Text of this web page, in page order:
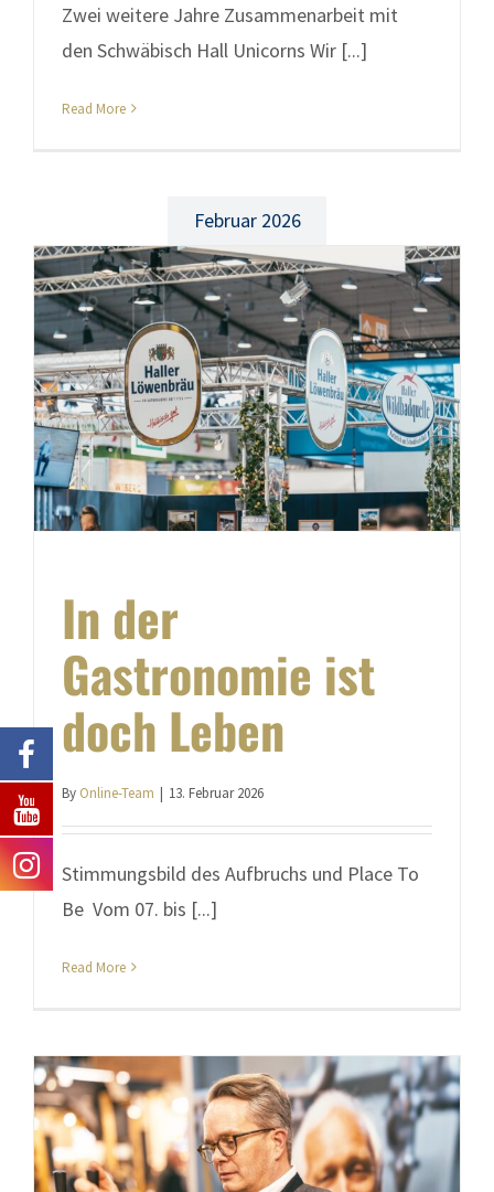
Zwei weitere Jahre Zusammenarbeit mit
den Schwäbisch Hall Unicorns Wir [...]
Read More
Februar 2026
In der
Gastronomie ist
doch Leben
By Online-Team | 13. Februar 2026
Stimmungsbild des Aufbruchs und Place To
Be Vom 07. bis [...]
Read More